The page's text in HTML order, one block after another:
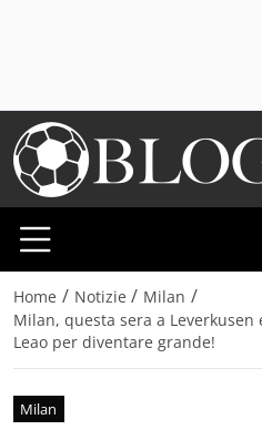
Home / Notizie / Milan /
Milan, questa sera a Leverkusen
Leao per diventare grande!
Milan